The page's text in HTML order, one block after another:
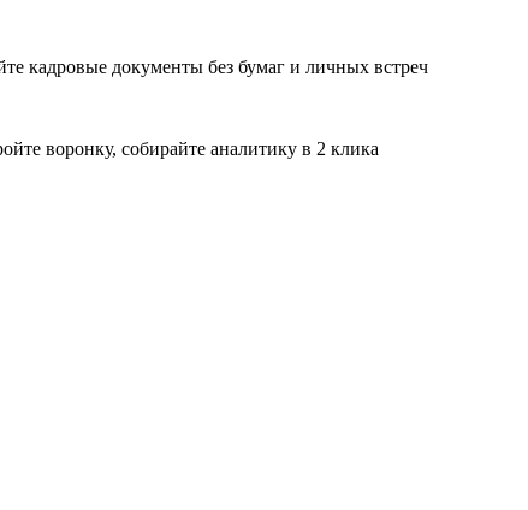
кадровые документы без бумаг и личных встреч
воронку, собирайте аналитику в 2 клика